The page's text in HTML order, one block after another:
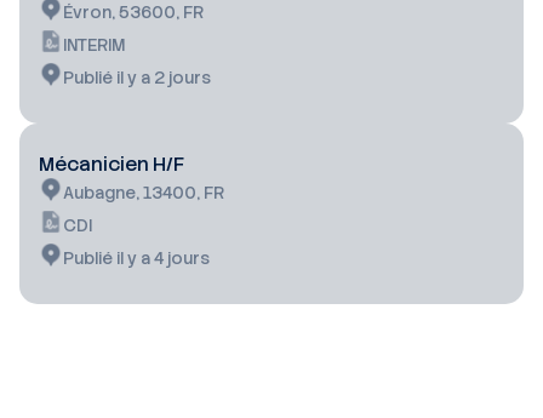
Évron, 53600, FR
INTERIM
Publié il y a 2 jours
Mécanicien H/F
Aubagne, 13400, FR
CDI
Publié il y a 4 jours